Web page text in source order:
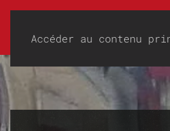
Accéder au contenu